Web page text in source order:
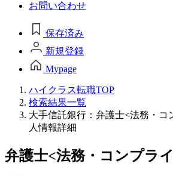
お問い合わせ
保存済み
新規登録
Mypage
ハイクラス転職TOP
検索結果一覧
大手信託銀行：弁護士<法務・コ
人情報詳細
弁護士<法務・コンプラ